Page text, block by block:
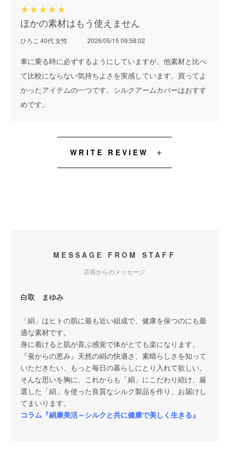
★★★★★
ほかの素材はもう使えません
ひろこ 40代 女性 2026/05/15 09:58:02
車に乗る時に必ずするようにしていますが、他素材と比べ
て比較にならない気持ちよさを実感しています。買ってよ
かったアイテムの一つです。シルクアームカバーはおすす
めです。
WRITE REVIEW
MESSAGE FROM STAFF
店長からのメッセージ
白取 まゆみ
「絹」はヒトの肌に最も近い組成で、健康を保つのにも最
適な素材です。
身に着けると肌が喜ぶ感覚で体がとても楽になります。
『蚕からの恵み』天然の絹の快適さ、素晴らしさを知って
いただきたい、もっと毎日の暮らしにとり入れて欲しい。
そんな思いを胸に、これからも「絹」にこだわり続け、厳
選した「絹」を使った良質なシルク製品を作り、お届けし
てまいります。
コラム『絹康美活～シルクと共に健康で美しく生きる』